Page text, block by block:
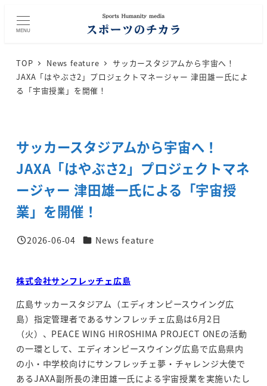
MENU
TOP News feature
サッカースタジアムから宇宙へ！
JAXA「はやぶさ2」プロジェクトマネージャー 津田雄一氏によ
る「宇宙授業」を開催！
サッカースタジアムから宇宙へ！
JAXA「はやぶさ2」プロジェクトマネ
ージャー 津田雄一氏による「宇宙授
業」を開催！
投稿日
2026-06-04 カテゴリー
News feature
株式会社サンフレッチェ広島
広島サッカースタジアム（エディオンピースウイング広
島）指定管理者であるサンフレッチェ広島は6月2日
（火）、PEACE WING HIROSHIMA PROJECT ONEの活動
の一環として、エディオンピースウイング広島で広島県内
の小・中学校向けにサンフレッチェ夢・チャレンジ大使で
あるJAXA副所長の津田雄一氏による宇宙授業を実施いたし